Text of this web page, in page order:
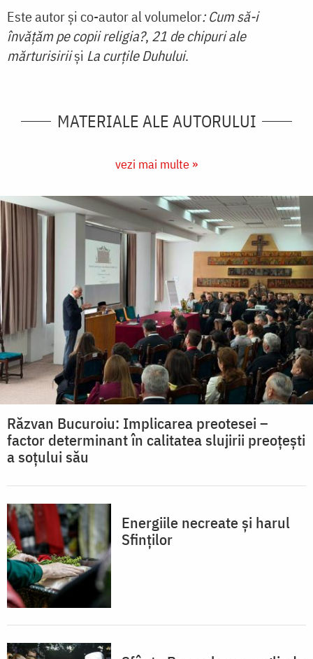
Este autor și co-autor al volumelor: Cum să-i
învățăm pe copii religia?, 21 de chipuri ale
mărturisiriiși La curțile Duhului.
MATERIALE ALE AUTORULUI
vezi mai multe »
Răzvan Bucuroiu: Implicarea preotesei –
factor determinant în calitatea slujirii preoțești
a soțului său
Energiile necreate și harul
Sfinților